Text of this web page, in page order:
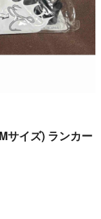
サイズ) ランカー